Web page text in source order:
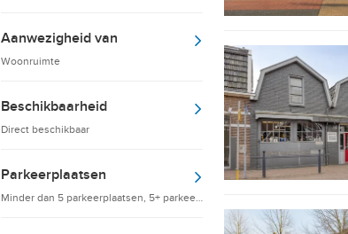
Aanwezigheid van
Woonruimte
Beschikbaarheid
Direct beschikbaar
Parkeerplaatsen
Minder dan 5 parkeerplaatsen, 5+ parkeerplaatsen, 10+ parkeerplaatsen